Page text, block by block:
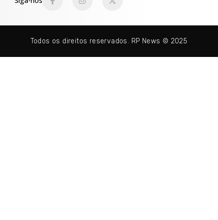
Todos os direitos reservados. RP News © 2025